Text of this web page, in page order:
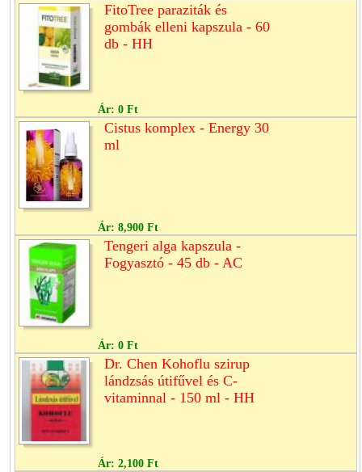
FitoTree paraziták és
gombák elleni kapszula - 60
db - HH
Ár: 0 Ft
Cistus komplex - Energy 30
ml
Ár: 8,900 Ft
Tengeri alga kapszula -
Fogyasztó - 45 db - AC
Ár: 0 Ft
Dr. Chen Kohoflu szirup
lándzsás útifűvel és C-
vitaminnal - 150 ml - HH
Ár: 2,100 Ft